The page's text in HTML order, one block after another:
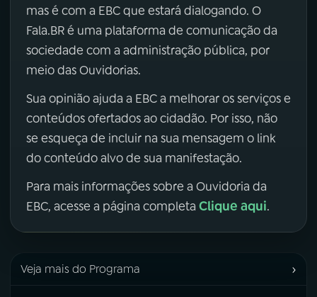
mas é com a EBC que estará dialogando. O
Fala.BR é uma plataforma de comunicação da
sociedade com a administração pública, por
meio das Ouvidorias.
Sua opinião ajuda a EBC a melhorar os serviços e
conteúdos ofertados ao cidadão. Por isso, não
se esqueça de incluir na sua mensagem o link
do conteúdo alvo de sua manifestação.
Para mais informações sobre a Ouvidoria da
EBC, acesse a página completa Clique aqui.
Veja mais do Programa ›